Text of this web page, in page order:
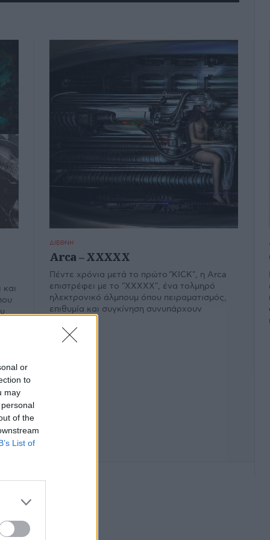
or
to
may
of the
List of
ΔΙΕΘΝΗ
Arca – XXXXX
Πέντε χρόνια μετά το πρώτο "KICK", η Arca
επιστρέφει με το "XXXXX", ένα τολμηρό
ηλεκτρονικό άλμπουμ όπου πειραματισμός,
επιθυμία και συγκίνηση συνυπάρχουν
#